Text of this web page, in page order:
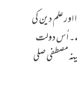
علم دین کی
اُس دولت
مصطفی صلی